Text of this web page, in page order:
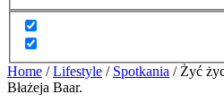
Home / Lifestyle / Spotkania / Żyć
Błażeja Baar.